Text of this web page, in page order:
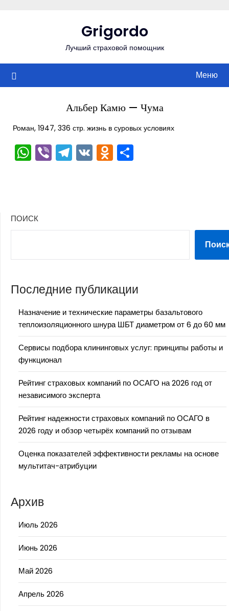
Grigordo
Лучший страховой помощник
Меню
Альбер Камю — Чума
Роман, 1947, 336 стр. жизнь в суровых условиях
WhatsApp
ViberTelegram
VKOdnoklassniki
ПОИСК
Последние публикации
Назначение и технические параметры базальтового
теплоизоляционного шнура ШБТ диаметром от 6 до 60 мм
Сервисы подбора клининговых услуг: принципы работы и
функционал
Рейтинг страховых компаний по ОСАГО на 2026 год от
независимого эксперта
Рейтинг надежности страховых компаний по ОСАГО в
2026 году и обзор четырёх компаний по отзывам
Оценка показателей эффективности рекламы на основе
мультитач-атрибуции
Архив
Июль 2026
Июнь 2026
Май 2026
Апрель 2026